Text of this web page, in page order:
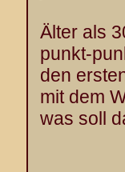
Älter als
punkt-
den
mit dem
was soll